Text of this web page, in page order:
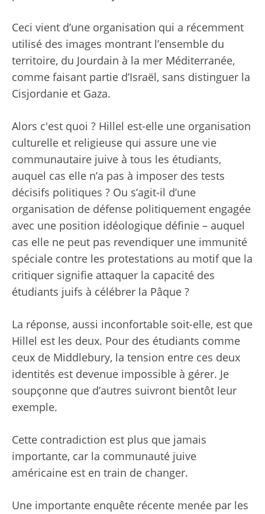
Ceci vient d’une organisation qui a récemment
utilisé des images montrant l’ensemble du
territoire, du Jourdain à la mer Méditerranée,
comme faisant partie d’Israël, sans distinguer la
Cisjordanie et Gaza.
Alors c'est quoi ? Hillel est-elle une organisation
culturelle et religieuse qui assure une vie
communautaire juive à tous les étudiants,
auquel cas elle n’a pas à imposer des tests
décisifs politiques ? Ou s’agit-il d’une
organisation de défense politiquement engagée
avec une position idéologique définie – auquel
cas elle ne peut pas revendiquer une immunité
spéciale contre les protestations au motif que la
critiquer signifie attaquer la capacité des
étudiants juifs à célébrer la Pâque ?
La réponse, aussi inconfortable soit-elle, est que
Hillel est les deux. Pour des étudiants comme
ceux de Middlebury, la tension entre ces deux
identités est devenue impossible à gérer. Je
soupçonne que d’autres suivront bientôt leur
exemple.
Cette contradiction est plus que jamais
importante, car la communauté juive
américaine est en train de changer.
Une importante enquête récente menée par les